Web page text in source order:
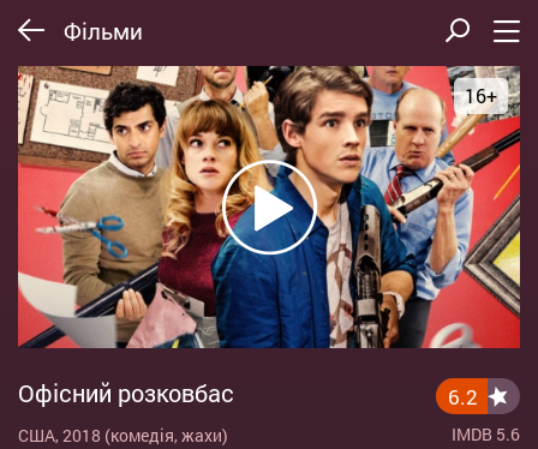
Фільми
16+
Офісний розковбас
США, 2018 (комедія, жахи)
6.2
IMDB 5.6